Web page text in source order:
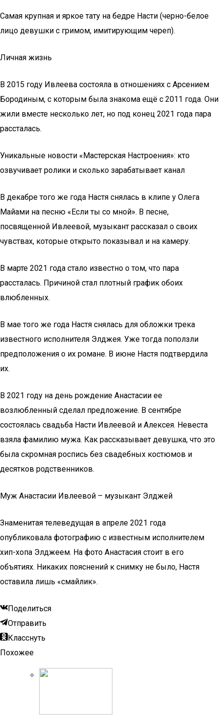
Самая крупная и яркое тату на бедре Насти (черно-белое
лицо девушки с гримом, имитирующим череп).
Личная жизнь
В 2015 году Ивлеева состояла в отношениях с Арсением
Бородиным, с которым была знакома ещё с 2011 года. Они
жили вместе несколько лет, но под конец 2021 года пара
рассталась.
Уникальные новости «Мастерская Настроения»: кто
озвучивает ролики и сколько зарабатывает канал
В декабре того же года Настя снялась в клипе у Олега
Майами на песню «Если ты со мной». В песне,
посвященной Ивлеевой, музыкант рассказал о своих
чувствах, которые открыто показывал и на камеру.
В марте 2021 года стало известно о том, что пара
рассталась. Причиной стал плотный график обоих
влюбленных.
В мае того же года Настя снялась для обложки трека
известного исполнителя Элджея. Уже тогда поползли
предположения о их романе. В июне Настя подтвердила
их.
В 2021 году на день рождение Анастасии ее
возлюбленный сделал предложение. В сентябре
состоялась свадьба Насти Ивлеевой и Алексея. Невеста
взяла фамилию мужа. Как рассказывает девушка, что это
была скромная роспись без свадебных костюмов и
десятков родственников.
Муж Анастасии Ивлеевой – музыкант Элджей
Знаменитая телеведущая в апреле 2021 года
опубликовала фотографию с известным исполнителем
хип-хопа Элджеем. На фото Анастасия стоит в его
объятиях. Никаких пояснений к снимку не было, Настя
оставила лишь «смайлик».
Поделиться
Отправить
Класснуть
Похожее